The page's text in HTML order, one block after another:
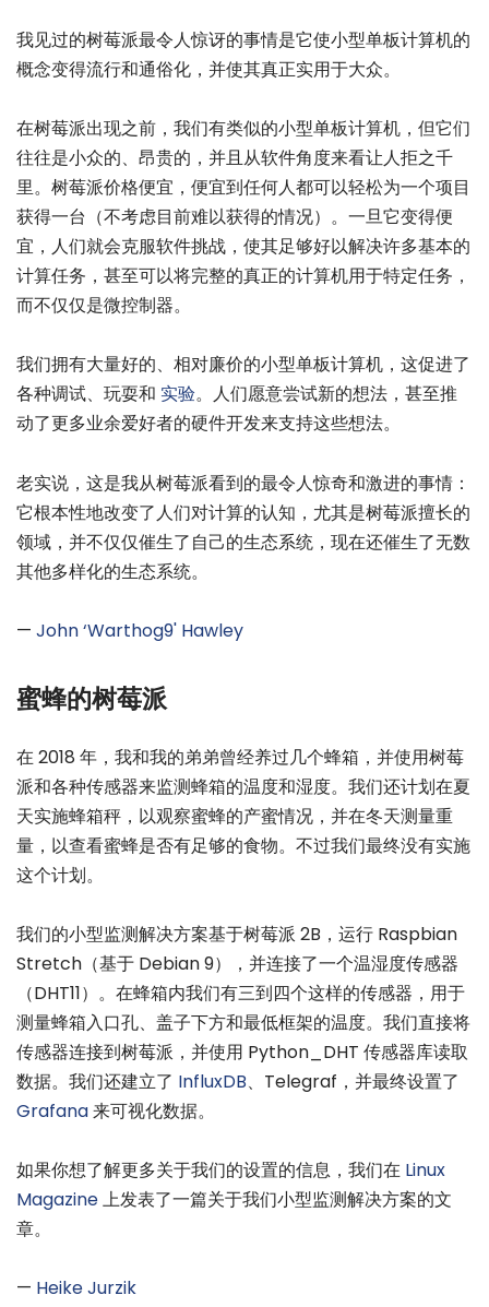
我见过的树莓派最令人惊讶的事情是它使小型单板计算机的
概念变得流行和通俗化，并使其真正实用于大众。
在树莓派出现之前，我们有类似的小型单板计算机，但它们
往往是小众的、昂贵的，并且从软件角度来看让人拒之千
里。树莓派价格便宜，便宜到任何人都可以轻松为一个项目
获得一台（不考虑目前难以获得的情况）。一旦它变得便
宜，人们就会克服软件挑战，使其足够好以解决许多基本的
计算任务，甚至可以将完整的真正的计算机用于特定任务，
而不仅仅是微控制器。
我们拥有大量好的、相对廉价的小型单板计算机，这促进了
各种调试、玩耍和 实验。人们愿意尝试新的想法，甚至推
动了更多业余爱好者的硬件开发来支持这些想法。
老实说，这是我从树莓派看到的最令人惊奇和激进的事情：
它根本性地改变了人们对计算的认知，尤其是树莓派擅长的
领域，并不仅仅催生了自己的生态系统，现在还催生了无数
其他多样化的生态系统。
— John ‘Warthog9' Hawley
蜜蜂的树莓派
在 2018 年，我和我的弟弟曾经养过几个蜂箱，并使用树莓
派和各种传感器来监测蜂箱的温度和湿度。我们还计划在夏
天实施蜂箱秤，以观察蜜蜂的产蜜情况，并在冬天测量重
量，以查看蜜蜂是否有足够的食物。不过我们最终没有实施
这个计划。
我们的小型监测解决方案基于树莓派 2B，运行 Raspbian
Stretch（基于 Debian 9），并连接了一个温湿度传感器
（DHT11）。在蜂箱内我们有三到四个这样的传感器，用于
测量蜂箱入口孔、盖子下方和最低框架的温度。我们直接将
传感器连接到树莓派，并使用 Python_DHT 传感器库读取
数据。我们还建立了 InfluxDB、Telegraf，并最终设置了
Grafana来可视化数据。
如果你想了解更多关于我们的设置的信息，我们在 Linux
Magazine上发表了一篇关于我们小型监测解决方案的文
章。
— Heike Jurzik